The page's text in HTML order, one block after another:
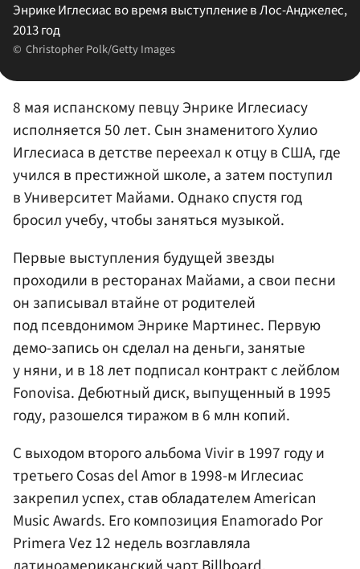
Энрике Иглесиас во время выступление в Лос-Анджелес,
2013 год
Christopher Polk/Getty Images
8 мая испанскому певцу Энрике Иглесиасу
исполняется 50 лет. Сын знаменитого Хулио
Иглесиаса в детстве переехал к отцу в США, где
учился в престижной школе, а затем поступил
в Университет Майами. Однако спустя год
бросил учебу, чтобы заняться музыкой.
Первые выступления будущей звезды
проходили в ресторанах Майами, а свои песни
он записывал втайне от родителей
под псевдонимом Энрике Мартинес. Первую
демо-запись он сделал на деньги, занятые
у няни, и в 18 лет подписал контракт с лейблом
Fonovisa. Дебютный диск, выпущенный в 1995
году, разошелся тиражом в 6 млн копий.
С выходом второго альбома Vivir в 1997 году и
третьего Cosas del Amor в 1998-м Иглесиас
закрепил успех, став обладателем American
Music Awards. Его композиция Enamorado Por
Primera Vez 12 недель возглавляла